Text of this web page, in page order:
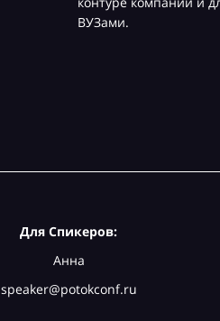
ВУЗами.
Для Спикеров:
Анна
speaker@potokconf.ru